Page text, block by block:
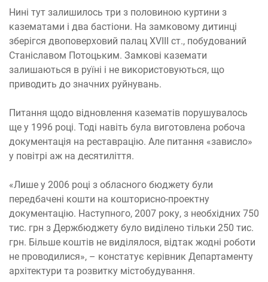
Нині тут залишилось три з половиною куртини з
казематами і два бастіони. На замковому дитинці
зберігся двоповерховий палац XVIII ст., побудований
Станіславом Потоцьким. Замкові каземати
залишаються в руїні і не використовуються, що
приводить до значних руйнувань.
Питання щодо відновлення казематів порушувалось
ще у 1996 році. Тоді навіть була виготовлена робоча
документація на реставрацію. Але питання «зависло»
у повітрі аж на десятиліття.
«Лише у 2006 році з обласного бюджету були
передбачені кошти на кошторисно-проектну
документацію. Наступного, 2007 року, з необхідних 750
тис. грн з Держбюджету було виділено тільки 250 тис.
грн. Більше коштів не виділялося, відтак жодні роботи
не проводилися», – констатує керівник Департаменту
архітектури та розвитку містобудування.